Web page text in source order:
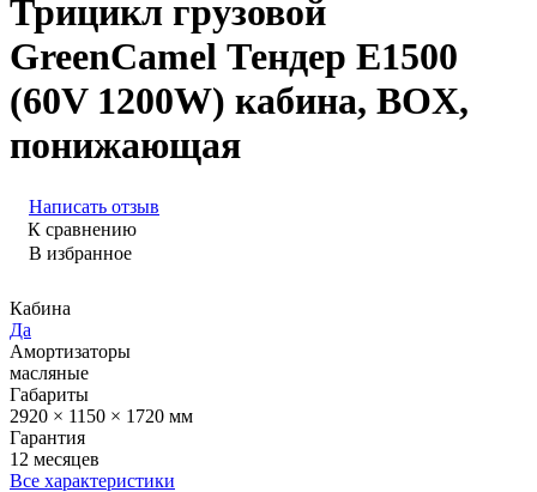
Трицикл грузовой
GreenCamel Тендер E1500
(60V 1200W) кабина, BOX,
понижающая
Написать отзыв
К сравнению
В избранное
Кабина
Да
Амортизаторы
масляные
Габариты
2920 × 1150 × 1720 мм
Гарантия
12 месяцев
Все характеристики